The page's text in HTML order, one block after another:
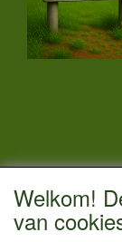
Vestigingsadres:
Welkom!
van